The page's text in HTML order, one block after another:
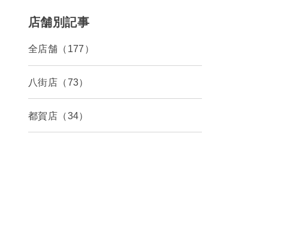
店舗別記事
全店舗（177）
八街店（73）
都賀店（34）